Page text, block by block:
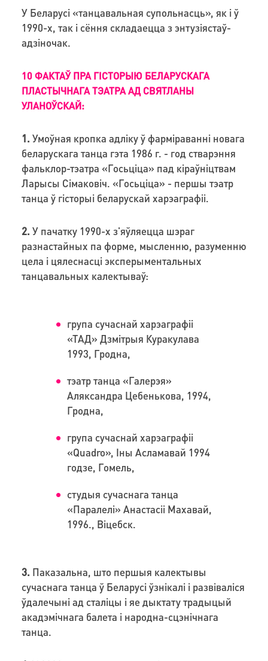
У Беларусі «танцавальная супольнасць», як і ў
1990-х, так і сёння складаецца з энтузіястаў-
адзіночак.
10 ФАКТАЎ ПРА ГІСТОРЫЮ БЕЛАРУСКАГА
ПЛАСТЫЧНАГА ТЭАТРА АД СВЯТЛАНЫ
УЛАНОЎСКАЙ:
1. Умоўная кропка адліку ў фарміраванні новага
беларускага танца гэта 1986 г. - год стварэння
фальклор-тэатра «Госьціца» пад кіраўніцтвам
Ларысы Сімаковіч. «Госьціца» - першы тэатр
танца ў гісторыі беларускай харэаграфіі.
2. У пачатку 1990-х з'яўляецца шэраг
разнастайных па форме, мысленню, разуменню
цела і цялеснасці эксперыментальных
танцавальных калектываў:
група сучаснай харэаграфіі
«ТАД» Дзмітрыя Куракулава
1993, Гродна,
тэатр танца «Галерэя»
Аляксандра Цебенькова, 1994,
Гродна,
група сучаснай харэаграфіі
«Quadro», Іны Асламавай 1994
годзе, Гомель,
студыя сучаснага танца
«Паралелі» Анастасіі Махавай,
1996., Віцебск.
3. Паказальна, што першыя калектывы
сучаснага танца ў Беларусі ўзнікалі і развіваліся
ўдалечыні ад сталіцы і яе дыктату традыцый
акадэмічнага балета і народна-сцэнічнага
танца.